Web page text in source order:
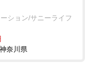
ション/サニーライフ
奈川県